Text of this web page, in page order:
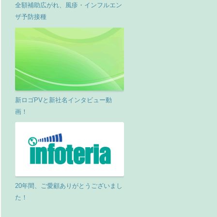
全額補助広がれ、風疹・インフルエン
ザ予防接種
新ロゴPVと新社名インタビュー動
画！
20年間、ご愛顧ありがとうございまし
た！